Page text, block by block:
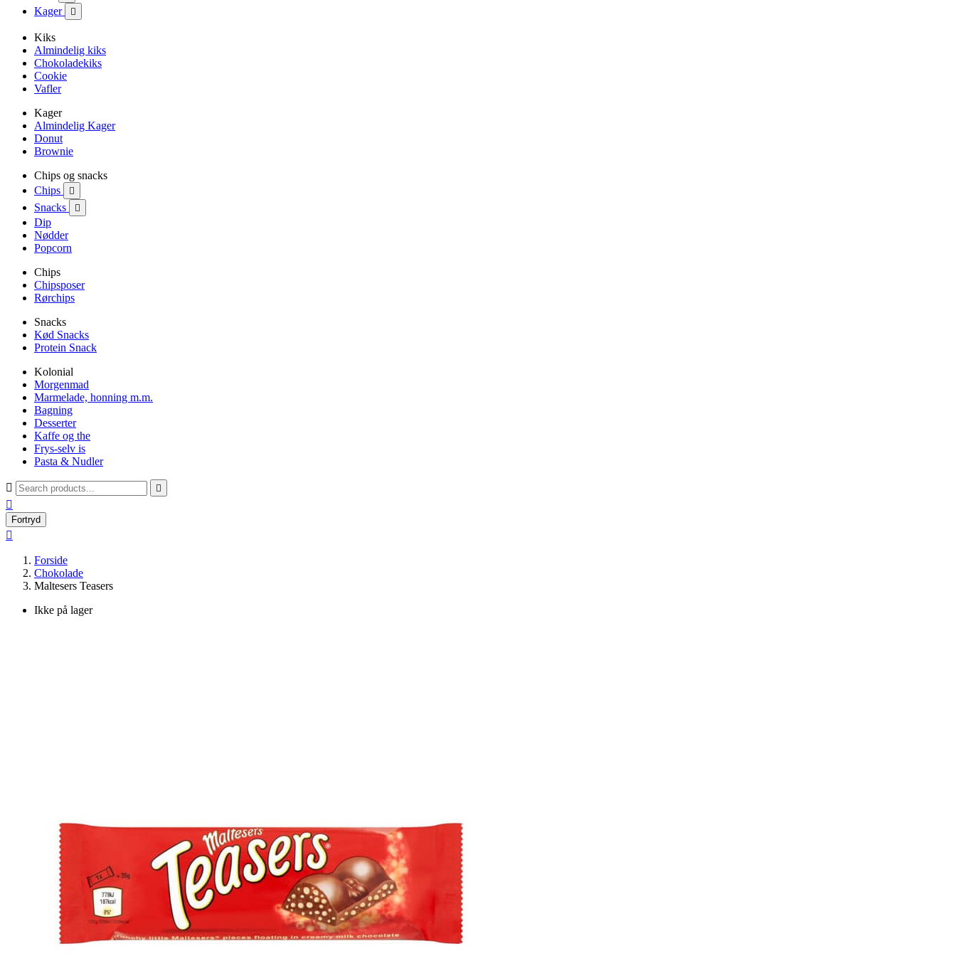
Kager 
Kiks
Almindelig kiks
Chokoladekiks
Cookie
Vafler
Kager
Almindelig Kager
Donut
Brownie
Chips og snacks
Chips

Snacks 
Dip
Nødder
Popcorn
Chips
Chipsposer
Rørchips
Snacks
Kød Snacks
Protein Snack
Kolonial
Morgenmad
Marmelade, honning m.m.
Bagning
Desserter
Kaffe og the
Frys-selv is
Pasta & Nudler
 

Fortryd

Forside
Chokolade
Maltesers Teasers
Ikke på lager